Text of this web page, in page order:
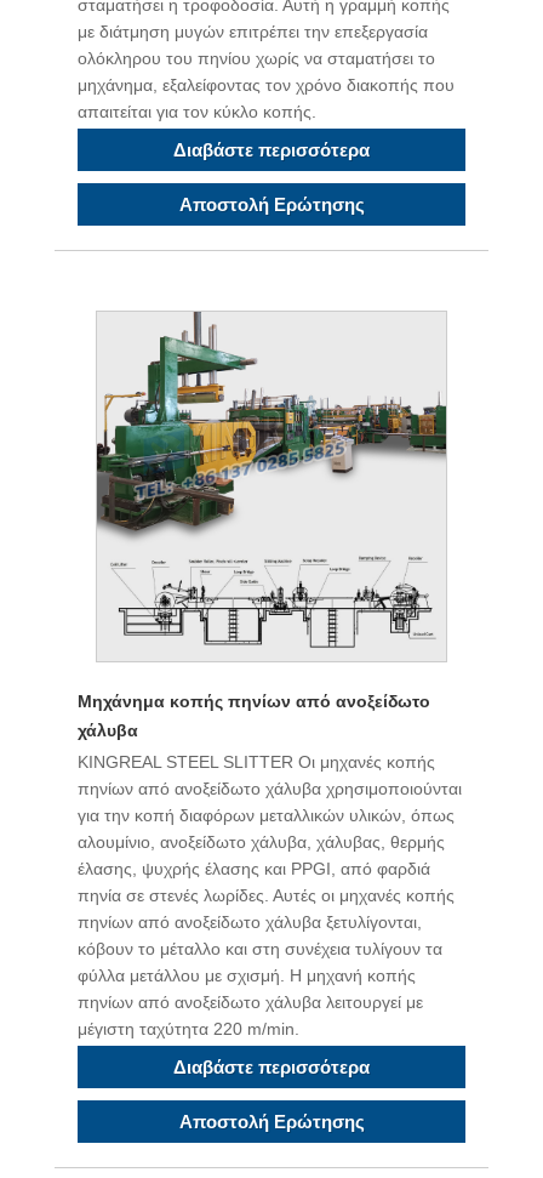
σταματήσει η τροφοδοσία. Αυτή η γραμμή κοπής
με διάτμηση μυγών επιτρέπει την επεξεργασία
ολόκληρου του πηνίου χωρίς να σταματήσει το
μηχάνημα, εξαλείφοντας τον χρόνο διακοπής που
απαιτείται για τον κύκλο κοπής.
Διαβάστε περισσότερα
Αποστολή Ερώτησης
Μηχάνημα κοπής πηνίων από ανοξείδωτο
χάλυβα
KINGREAL STEEL SLITTER Οι μηχανές κοπής
πηνίων από ανοξείδωτο χάλυβα χρησιμοποιούνται
για την κοπή διαφόρων μεταλλικών υλικών, όπως
αλουμίνιο, ανοξείδωτο χάλυβα, χάλυβας, θερμής
έλασης, ψυχρής έλασης και PPGI, από φαρδιά
πηνία σε στενές λωρίδες. Αυτές οι μηχανές κοπής
πηνίων από ανοξείδωτο χάλυβα ξετυλίγονται,
κόβουν το μέταλλο και στη συνέχεια τυλίγουν τα
φύλλα μετάλλου με σχισμή. Η μηχανή κοπής
πηνίων από ανοξείδωτο χάλυβα λειτουργεί με
μέγιστη ταχύτητα 220 m/min.
Διαβάστε περισσότερα
Αποστολή Ερώτησης